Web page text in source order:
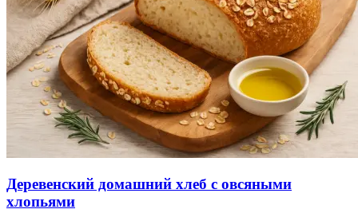
Деревенский домашний хлеб с овсяными
хлопьями